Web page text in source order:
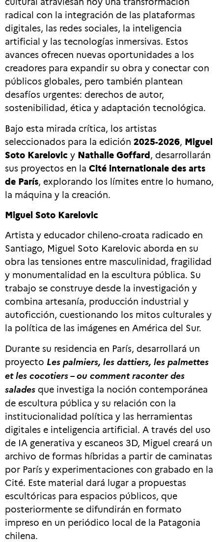
radical con la integración de las plataformas
digitales, las redes sociales, la inteligencia
artificial y las tecnologías inmersivas. Estos
avances ofrecen nuevas oportunidades a los
creadores para expandir su obra y conectar con
públicos globales, pero también plantean
desafíos urgentes: derechos de autor,
sostenibilidad, ética y adaptación tecnológica.
Bajo esta mirada crítica, los artistas
seleccionados para la edición 2025-2026, Miguel
Soto Karelovic y Nathalie Goffard, desarrollarán
sus proyectos en la Cité internationale des arts
de París, explorando los límites entre lo humano,
la máquina y la creación.
Miguel Soto Karelovic
Artista y educador chileno-croata radicado en
Santiago, Miguel Soto Karelovic aborda en su
obra las tensiones entre masculinidad, fragilidad
y monumentalidad en la escultura pública. Su
trabajo se construye desde la investigación y
combina artesanía, producción industrial y
autoficción, cuestionando los mitos culturales y
la política de las imágenes en América del Sur.
Durante su residencia en París, desarrollará un
proyecto Les palmiers, les dattiers, les palmettes
et les cocotiers – ou comment raconter des
salades que investiga la noción contemporánea
de escultura pública y su relación con la
institucionalidad política y las herramientas
digitales e inteligencia artificial. A través del uso
de IA generativa y escaneos 3D, Miguel creará un
archivo de formas híbridas a partir de caminatas
por París y experimentaciones con grabado en la
Cité. Este material dará lugar a propuestas
escultóricas para espacios públicos, que
posteriormente se difundirán en formato
impreso en un periódico local de la Patagonia
chilena.